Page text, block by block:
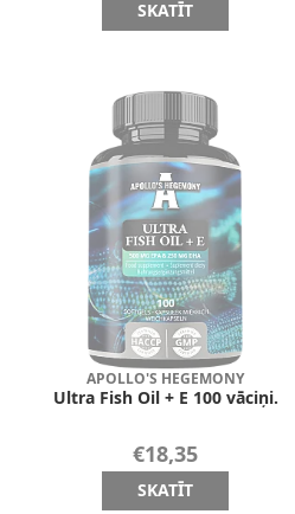
SKATĪT
APOLLO'S HEGEMONY
Ultra Fish Oil + E 100 vāciņi.
€18,35
SKATĪT